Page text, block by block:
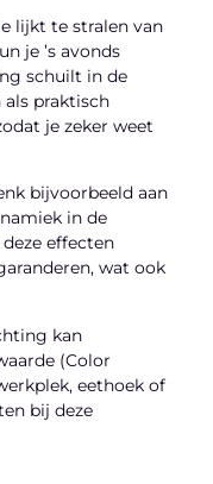
lijkt te stralen van
je ’s avonds
schuilt in de
praktisch
je zeker weet
bijvoorbeeld aan
in de
effecten
wat ook
kan
(Color
eethoek of
bij deze